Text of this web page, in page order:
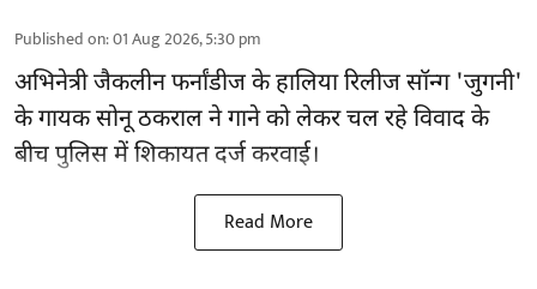
Published on:01 Aug 2026, 5:30 pm
अभिनेत्री जैकलीन फर्नांडीज के हालिया रिलीज सॉन्ग 'जुगनी'
के गायक सोनू ठकराल ने गाने को लेकर चल रहे विवाद के
बीच पुलिस में शिकायत दर्ज करवाई।
Read More